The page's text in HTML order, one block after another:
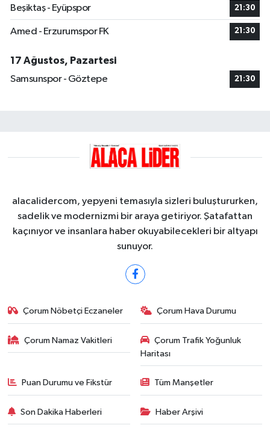
Beşiktaş - Eyüpspor 21:30
Amed - Erzurumspor FK 21:30
17 Ağustos, Pazartesi
Samsunspor - Göztepe
21:30
alacalidercom, yepyeni temasıyla sizleri buluştururken,
sadelik ve modernizmi bir araya getiriyor. Şatafattan
kaçınıyor ve insanlara haber okuyabilecekleri bir altyapı
sunuyor.
Çorum Nöbetçi Eczaneler Çorum Hava Durumu
Çorum Namaz Vakitleri
Çorum Trafik Yoğunluk
Haritası
Puan Durumu ve Fikstür Tüm Manşetler
Son Dakika Haberleri Haber Arşivi